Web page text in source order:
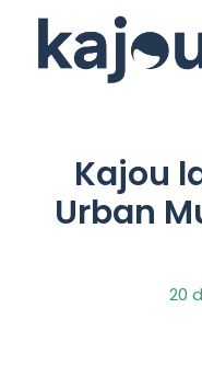
Passer
contenu
Notre savoir-faire
Programmes
Kajou
Urban
20